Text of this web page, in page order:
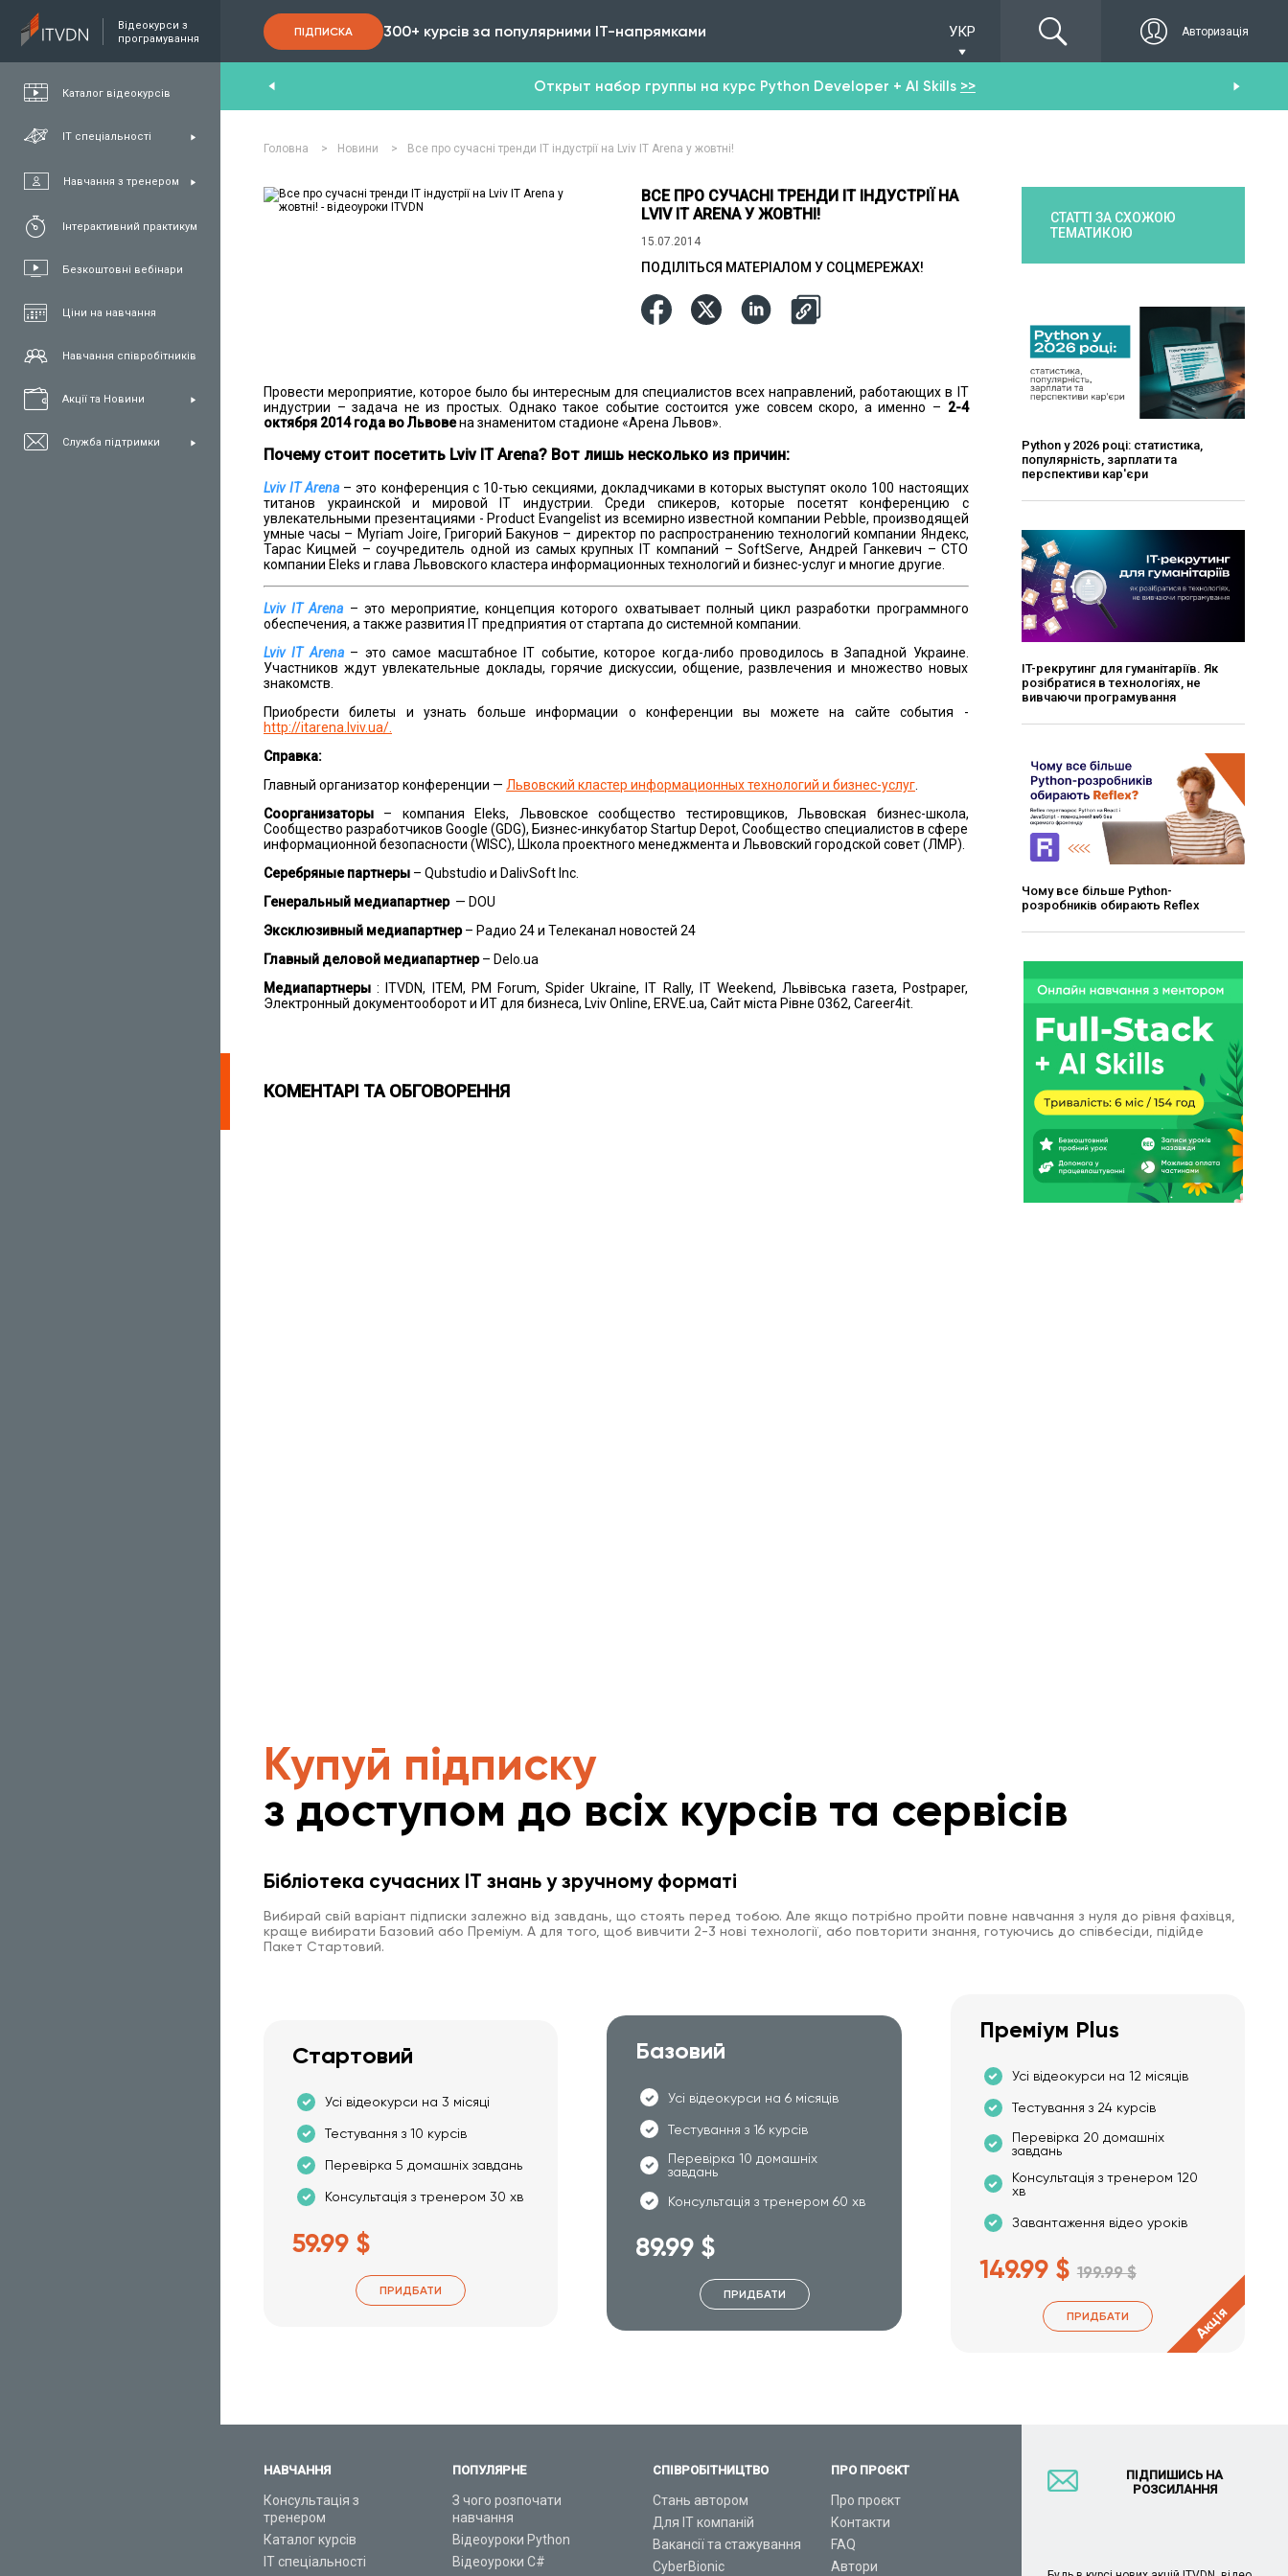
Відеокурси з
програмування
Каталог відеокурсів
ІТ спеціальності
Навчання з тренером
Інтерактивний практикум
Безкоштовні вебінари
Ціни на навчання
Навчання співробітників
Акції та Новини
Служба підтримки
ПІДПИСКА 300+ курсів за популярними IT-напрямками УКР Авторизація
,FullStack C#/.NET ,Java Открыт набор группы на курс Python Developer + AI Skills >>
Головна > Новини > Все про сучасні тренди ІТ індустрії на Lviv IT Arena у жовтні!
ВСЕ ПРО СУЧАСНІ ТРЕНДИ ІТ ІНДУСТРІЇ НА
LVIV IT ARENA У ЖОВТНІ!
15.07.2014
ПОДІЛІТЬСЯ МАТЕРІАЛОМ У СОЦМЕРЕЖАХ!
Провести мероприятие, которое было бы интересным для специалистов всех направлений, работающих в ІТ
индустрии – задача не из простых. Однако такое событие состоится уже совсем скоро, а именно – 2-4
октября 2014 года во Львовена знаменитом стадионе «Арена Львов».
Почему стоит посетить Lviv IT Arena? Вот лишь несколько из причин:
Lviv IT Arena – это конференция с 10-тью секциями, докладчиками в которых выступят около 100 настоящих
титанов украинской и мировой ІТ индустрии. Среди спикеров, которые посетят конференцию с
увлекательными презентациями - Product Evangelist из всемирно известной компании Pebble, производящей
умные часы – Myriam Joire, Григорий Бакунов – директор по распространению технологий компании Яндекс,
Тарас Кицмей – соучредитель одной из самых крупных IT компаний – SoftServe, Андрей Ганкевич – CTO
компании Eleks и глава Львовского кластера информационных технологий и бизнес-услуг и многие другие.
Lviv IT Arena – это мероприятие, концепция которого охватывает полный цикл разработки программного
обеспечения, а также развития ІТ предприятия от стартапа до системной компании.
Lviv IT Arena– это самое масштабное ІТ событие, которое когда-либо проводилось в Западной Украине.
Участников ждут увлекательные доклады, горячие дискуссии, общение, развлечения и множество новых
знакомств.
Приобрести билеты и узнать больше информации о конференции вы можете на сайте события -
http://itarena.lviv.ua/.
Справка:
Главный организатор конференции — Львовский кластер информационных технологий и бизнес-услуг
Соорганизаторы – компания Eleks, Львовское сообщество тестировщиков, Львовская бизнес-школа,
Сообщество разработчиков Google (GDG), Бизнес-инкубатор Startup Depot, Сообщество специалистов в сфере
информационной безопасности (WISC), Школа проектного менеджмента и Львовский городской совет (ЛМР).
Серебряные партнеры – Qubstudio и DalivSoft Inc.
Генеральный медиапартнер— DOU
Эксклюзивный медиапартнер– Радио 24 и Телеканал новостей 24
Главный деловой медиапартнер– Delo.ua
Медиапартнеры : ITVDN, ITEM, PM Forum, Spider Ukraine, IT Rally, IT Weekend, Львівська газета, Postpaper,
Электронный документооборот и ИТ для бизнеса, Lviv Online, ERVE.ua, Сайт міста Рівне 0362, Career4it.
КОМЕНТАРІ ТА ОБГОВОРЕННЯ
СТАТТІ ЗА СХОЖОЮ
ТЕМАТИКОЮ
Python у 2026 році: статистика,
популярність, зарплати та
перспективи кар'єри
ІT-рекрутинг для гуманітаріїв. Як
розібратися в технологіях, не
вивчаючи програмування
Чому все більше Python-
розробників обирають Reflex
Купуй підписку
з доступом до всіх курсів та сервісів
Бібліотека сучасних IT знань у зручному форматі
Вибирай свій варіант підписки залежно від завдань, що стоять перед тобою. Але якщо потрібно пройти повне навчання з нуля до рівня фахівця,
краще вибирати Базовий або Преміум. А для того, щоб вивчити 2-3 нові технології, або повторити знання, готуючись до співбесіди, підійде
Пакет Стартовий.
Стартовий
Усі відеокурси на 3 місяці
Тестування з 10 курсів
Перевірка 5 домашніх завдань
Консультація з тренером 30 хв
59.99 $
ПРИДБАТИ
Базовий
Усі відеокурси на 6 місяців
Тестування з 16 курсів
Перевірка 10 домашніх
завдань
Консультація з тренером 60 хв
89.99 $
ПРИДБАТИ
Преміум Plus
Усі відеокурси на 12 місяців
Тестування з 24 курсів
Перевірка 20 домашніх
завдань
Консультація з тренером 120
хв
Завантаження відео уроків
149.99 $ 199.99 $
ПРИДБАТИ Акція
НАВЧАННЯ
Консультація з
тренером
Каталог курсів
ІТ спеціальності
ПОПУЛЯРНЕ
З чого розпочати
навчання
Відеоуроки Python
Відеоуроки C#
СПІВРОБІТНИЦТВО
Стань автором
Для ІТ компаній
Вакансії та стажування
CyberBionic
ПРО ПРОЄКТ
Про проєкт
Контакти
FAQ
Автори
ПІДПИШИСЬ НА
РОЗСИЛАННЯ